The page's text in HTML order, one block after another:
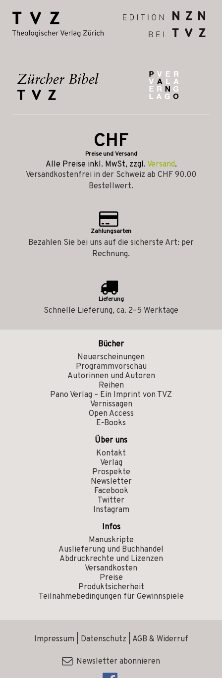
CHF
Preise und Versand
Alle Preise inkl. MwSt, zzgl. Versand.
Versandkostenfrei in der Schweiz ab CHF 90.00
Bestellwert.
Zahlungsarten
Bezahlen Sie bei uns auf die sicherste Art: per
Rechnung.
Lieferung
Schnelle Lieferung, ca. 2–5 Werktage
Bücher
Neuerscheinungen
Programmvorschau
Autorinnen und Autoren
Reihen
Pano Verlag – Ein Imprint von TVZ
Vernissagen
Open Access
E-Books
Über uns
Kontakt
Verlag
Prospekte
Newsletter
Facebook
Twitter
Instagram
Infos
Manuskripte
Auslieferung und Buchhandel
Abdruckrechte und Lizenzen
Versandkosten
Preise
Produktsicherheit
Teilnahmebedingungen für Gewinnspiele
Impressum Datenschutz AGB & Widerruf
Newsletter abonnieren